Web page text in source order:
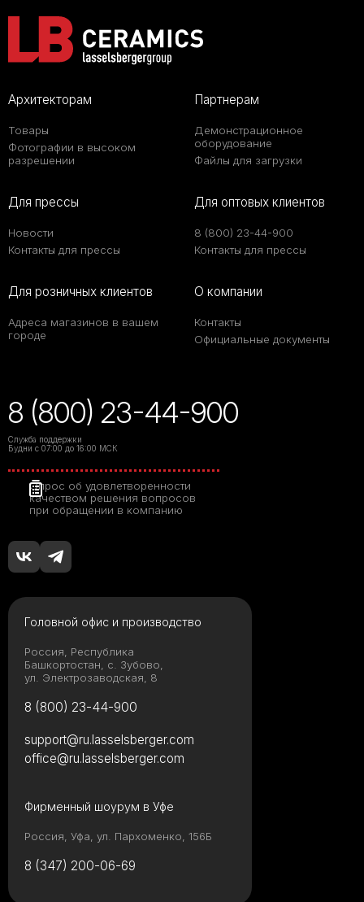
Архитекторам
Товары
Фотографии в высоком
разрешении
Партнерам
Демонстрационное
оборудование
Файлы для загрузки
Для прессы
Новости
Контакты для прессы
Для оптовых клиентов
8 (800) 23-44-900
Контакты для прессы
Для розничных клиентов
Адреса магазинов в вашем
городе
О компании
Контакты
Официальные документы
8 (800) 23-44-900
Служба поддержки
Будни с 07:00 до 16:00 МСК
Опрос об удовлетворенности
качеством решения вопросов
при обращении в компанию
Головной офис и производство
Россия, Республика
Башкортостан, с. Зубово,
ул. Электрозаводская, 8
8 (800) 23-44-900
Фирменный шоурум в Уфе
Россия, Уфа, ул. Пархоменко, 156Б
8 (347) 200-06-69
support@ru.lasselsberger.com
office@ru.lasselsberger.com